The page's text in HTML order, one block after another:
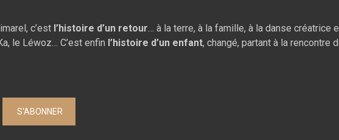
c’est l’histoire d’un retour … à la terre, à la famille, à la danse créatrice
le Léwoz… C’est enfin l’histoire d’un enfant, changé, partant à la rencontre
S'ABONNER